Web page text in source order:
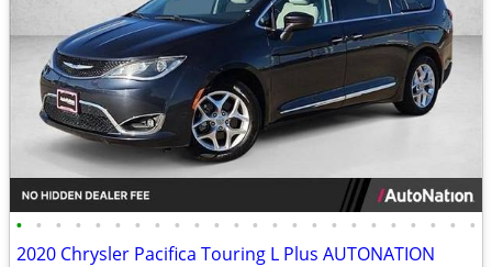
• • • • • • • • • • • • • • • • • • • • • • • •
2020 Chrysler Pacifica Touring L Plus AUTONATION